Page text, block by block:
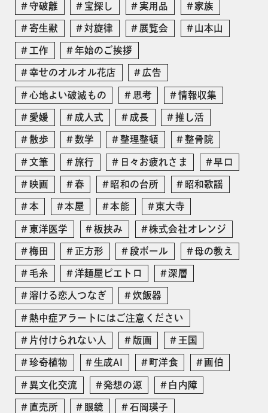
守破離 宝探し 実用品 家族
寄生獣 対旋律 展覧会 山本山
工作 年始のご挨拶
幸せのオルオル花店 広告
心地よい破滅もの 思考 情報収集
愛媛 成人式 成長 推し活
散歩 数学 整理整頓 整骨院
文筆 旅行 日々お疲れさま 早口
映画 春 昭和の台所 昭和歌謡
本 本屋 本能 東大寺
東洋医学 板挟み 株式会社オレンジ
梅田 正方形 段ボール 母の教え
毛糸 洋麺屋ピエトロ 深層
溶ける恋人つなぎ 炊飯器
熱中症アラートにはご注意ください
片付けられない人 版画 王国
珍奇植物 生成AI 町洋食 画伯
異文化交流 発想の源 白内障
直売所 眼鏡 石岡瑛子